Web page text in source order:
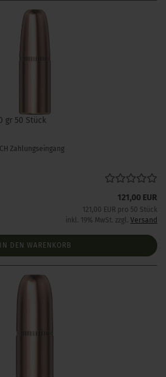
gr 50 Stück
Zahlungseingang
121,00 EUR
121,00 EUR pro 50 Stück
inkl. 19% MwSt. zzgl. Versand
IN DEN WARENKORB